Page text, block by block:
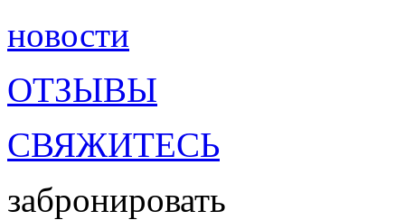
новости
ОТЗЫВЫ
СВЯЖИТЕСЬ
забронировать